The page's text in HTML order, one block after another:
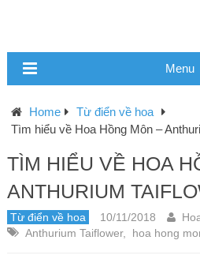
Menu
Home
Từ điển về hoa
Tìm hiểu về Hoa Hồng Môn –
TÌM HIỂU VỀ HOA
ANTHURIUM
Từ điển về hoa 10/11/2018
Anthurium Taiflower, hoa hong